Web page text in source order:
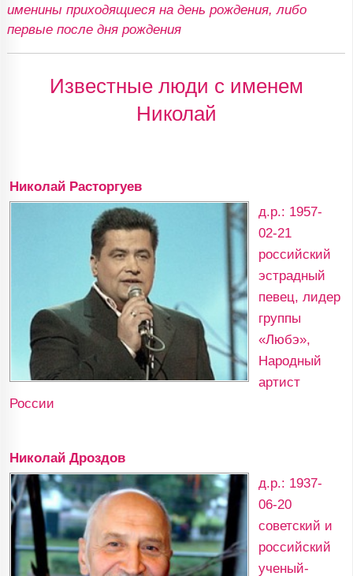
именины приходящиеся на день рождения, либо
первые после дня рождения
Известные люди с именем
Николай
Николай Расторгуев
д.р.: 1957-
02-21
российский
эстрадный
певец, лидер
группы
«Любэ»,
Народный
артист
России
Николай Дроздов
д.р.: 1937-
06-20
советский и
российский
ученый-